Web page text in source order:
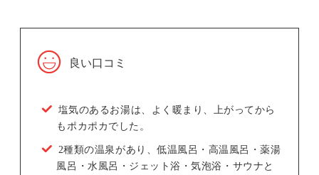
良い口コミ
塩気のあるお湯は、よく暖まり、上がってから
もポカポカでした。
2種類の温泉があり、低温風呂・高温風呂・薬湯
風呂・水風呂・ジェット浴・気泡浴・サウナと